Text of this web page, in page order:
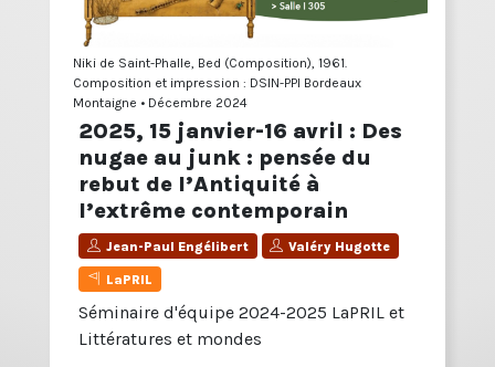
Niki de Saint-Phalle, Bed (Composition), 1961.
Composition et impression : DSIN-PPI Bordeaux
Montaigne • Décembre 2024
2025, 15 janvier-16 avril : Des
nugae au junk : pensée du
rebut de l’Antiquité à
l’extrême contemporain
Jean-Paul Engélibert Valéry Hugotte
LaPRIL
Séminaire d'équipe 2024-2025 LaPRIL et
Littératures et mondes